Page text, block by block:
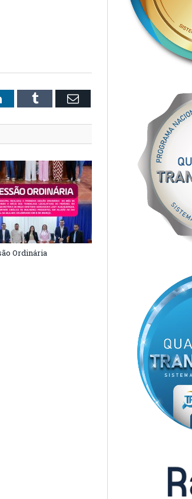
LinkedInTumblr Email
Ordinária